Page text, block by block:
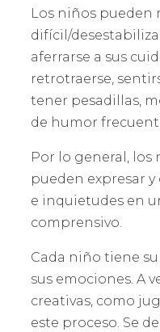
Los niños pueden
difícil/
aferrarse a sus
retrotraerse,
tener pesadillas,
de humor
Por lo general, los
pueden expresar
e inquietudes en
comprensivo.
Cada niño tiene
sus emociones. A
creativas, como
este proceso. Se